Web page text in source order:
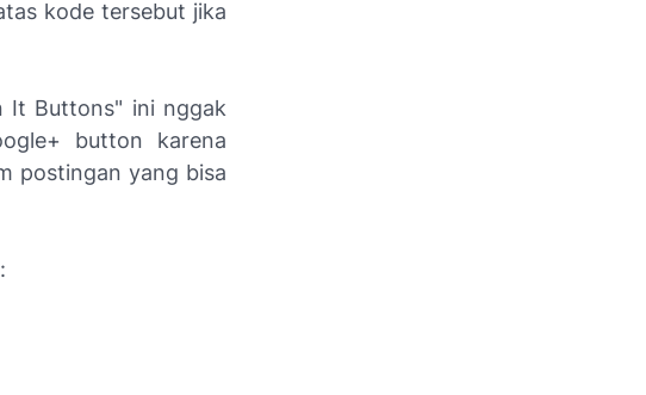
kode tersebut jika
It Buttons" ini nggak
button karena
postingan yang bisa